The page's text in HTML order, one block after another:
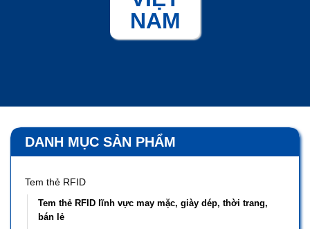
DANH MỤC SẢN PHẨM
Tem thẻ RFID
Tem thẻ RFID lĩnh vực may mặc, giày dép, thời trang,
bán lẻ